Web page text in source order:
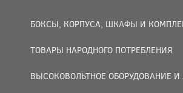
БОКСЫ, КОРПУСА, ШКАФЫ И
ТОВАРЫ НАРОДНОГО ПОТРЕБЛЕНИЯ
ВЫСОКОВОЛЬТНОЕ ОБОРУДОВАНИЕ И